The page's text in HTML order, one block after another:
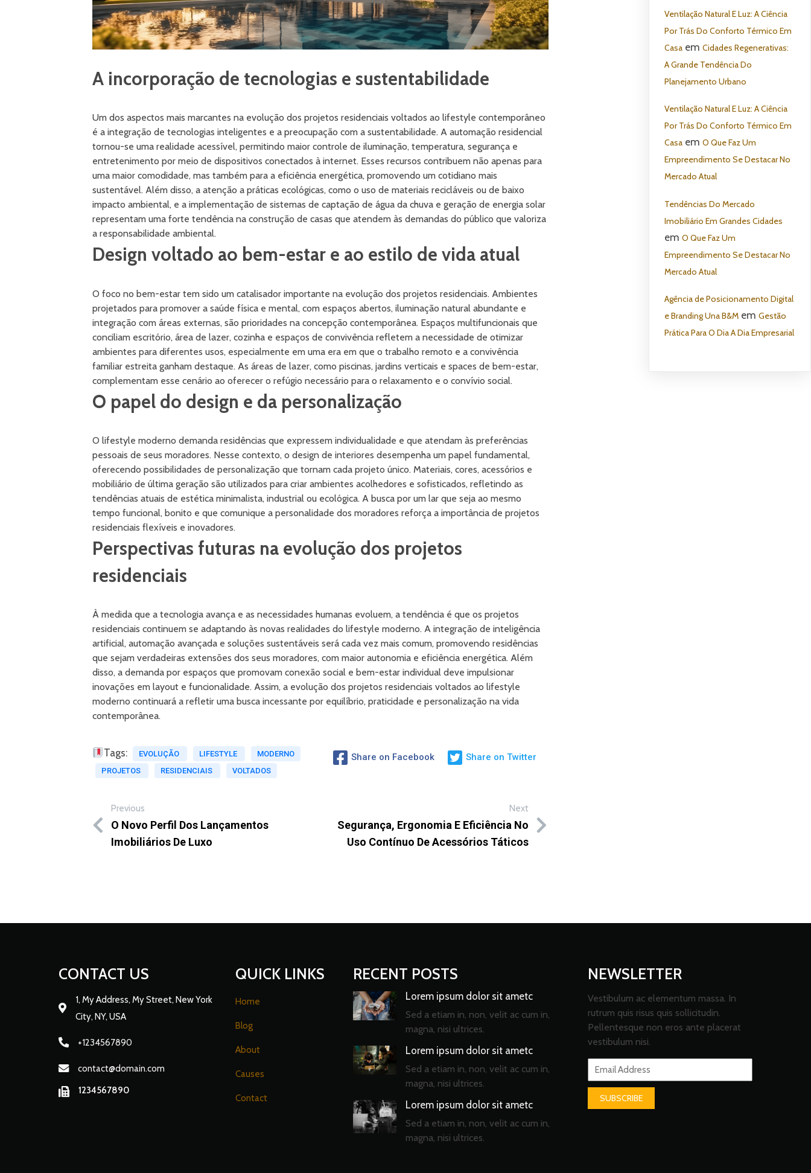
A incorporação de tecnologias e sustentabilidade
Um dos aspectos mais marcantes na evolução dos projetos residenciais voltados ao lifestyle contemporâneo
é a integração de tecnologias inteligentes e a preocupação com a sustentabilidade. A automação residencial
tornou-se uma realidade acessível, permitindo maior controle de iluminação, temperatura, segurança e
entretenimento por meio de dispositivos conectados à internet. Esses recursos contribuem não apenas para
uma maior comodidade, mas também para a eficiência energética, promovendo um cotidiano mais
sustentável. Além disso, a atenção a práticas ecológicas, como o uso de materiais recicláveis ou de baixo
impacto ambiental, e a implementação de sistemas de captação de água da chuva e geração de energia solar
representam uma forte tendência na construção de casas que atendem às demandas do público que valoriza
a responsabilidade ambiental.
Design voltado ao bem-estar e ao estilo de vida atual
O foco no bem-estar tem sido um catalisador importante na evolução dos projetos residenciais. Ambientes
projetados para promover a saúde física e mental, com espaços abertos, iluminação natural abundante e
integração com áreas externas, são prioridades na concepção contemporânea. Espaços multifuncionais que
conciliam escritório, área de lazer, cozinha e espaços de convivência refletem a necessidade de otimizar
ambientes para diferentes usos, especialmente em uma era em que o trabalho remoto e a convivência
familiar estreita ganham destaque. As áreas de lazer, como piscinas, jardins verticais e spaces de bem-estar,
complementam esse cenário ao oferecer o refúgio necessário para o relaxamento e o convívio social.
O papel do design e da personalização
O lifestyle moderno demanda residências que expressem individualidade e que atendam às preferências
pessoais de seus moradores. Nesse contexto, o design de interiores desempenha um papel fundamental,
oferecendo possibilidades de personalização que tornam cada projeto único. Materiais, cores, acessórios e
mobiliário de última geração são utilizados para criar ambientes acolhedores e sofisticados, refletindo as
tendências atuais de estética minimalista, industrial ou ecológica. A busca por um lar que seja ao mesmo
tempo funcional, bonito e que comunique a personalidade dos moradores reforça a importância de projetos
residenciais flexíveis e inovadores.
Perspectivas futuras na evolução dos projetos
residenciais
À medida que a tecnologia avança e as necessidades humanas evoluem, a tendência é que os projetos
residenciais continuem se adaptando às novas realidades do lifestyle moderno. A integração de inteligência
artificial, automação avançada e soluções sustentáveis será cada vez mais comum, promovendo residências
que sejam verdadeiras extensões dos seus moradores, com maior autonomia e eficiência energética. Além
disso, a demanda por espaços que promovam conexão social e bem-estar individual deve impulsionar
inovações em layout e funcionalidade. Assim, a evolução dos projetos residenciais voltados ao lifestyle
moderno continuará a refletir uma busca incessante por equilíbrio, praticidade e personalização na vida
contemporânea.
Tags: EVOLUÇÃO LIFESTYLE
MODERNO
PROJETOS
RESIDENCIAIS VOLTADOS
Share on Facebook Share on Twitter
Previous
O Novo Perfil Dos Lançamentos
Imobiliários De Luxo
Next
Segurança, Ergonomia E Eficiência No
Uso Contínuo De Acessórios Táticos
Ventilação Natural E Luz: A Ciência
Por Trás Do Conforto Térmico Em
Casa emCidades Regenerativas:
A Grande Tendência Do
Planejamento Urbano
Ventilação Natural E Luz: A Ciência
Por Trás Do Conforto Térmico Em
Casa emO Que Faz Um
Empreendimento Se Destacar No
Mercado Atual
Tendências Do Mercado
Imobiliário Em Grandes Cidades
emO Que Faz Um
Empreendimento Se Destacar No
Mercado Atual
Agência de Posicionamento Digital
e Branding Una B&M emGestão
Prática Para O Dia A Dia Empresarial
CONTACT US
1, My Address, My Street, New York
City, NY, USA
+1234567890
contact@domain.com
1234567890
QUICK LINKS
Home
Blog
About
Causes
Contact
RECENT POSTS
Lorem ipsum dolor sit ametc
Sed a etiam in, non, velit ac cum in,
magna, nisi ultrices.
Lorem ipsum dolor sit ametc
Sed a etiam in, non, velit ac cum in,
magna, nisi ultrices.
Lorem ipsum dolor sit ametc
Sed a etiam in, non, velit ac cum in,
magna, nisi ultrices.
NEWSLETTER
Vestibulum ac elementum massa. In
rutrum quis risus quis sollicitudin.
Pellentesque non eros ante placerat
vestibulum nisi.
SUBSCRIBE